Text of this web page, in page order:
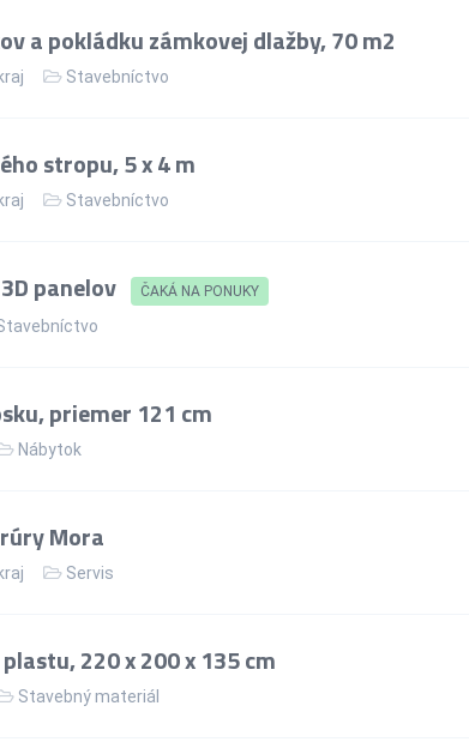
a pokládku zámkovej dlažby, 70 m2
Stavebníctvo
stropu, 5 x 4 m
Stavebníctvo
panelov ČAKÁ NA PONUKY
priemer 121 cm
Nábytok
Mora
Servis
220 x 200 x 135 cm
Stavebný materiál